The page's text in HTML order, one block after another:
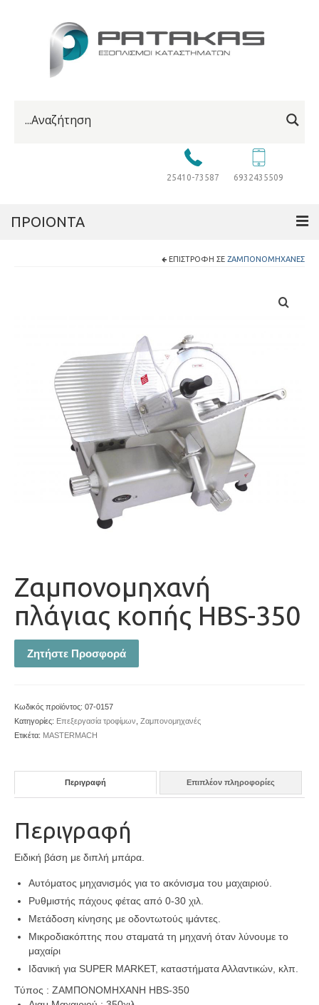
25410-73587 6932435509
ΠΡΟΙΟΝΤΑ
ΕΠΙΣΤΡΟΦΉ ΣΕ ΖΑΜΠΟΝΟΜΗΧΑΝΈΣ
Ζαμπονομηχανή
πλάγιας κοπής HBS-350
Ζητήστε Προσφορά
Κωδικός προϊόντος: 07-0157
Κατηγορίες: Επεξεργασία τροφίμων Ζαμπονομηχανές
Ετικέτα: MASTERMACH
Περιγραφή Επιπλέον πληροφορίες
Περιγραφή
Ειδική βάση με διπλή μπάρα.
Αυτόματος μηχανισμός για το ακόνισμα του μαχαιριού.
Ρυθμιστής πάχους φέτας από 0-30 χιλ.
Μετάδοση κίνησης με οδοντωτούς ιμάντες.
Μικροδιακόπτης που σταματά τη μηχανή όταν λύνουμε το
μαχαίρι
Ιδανική για SUPER MARKET, καταστήματα Αλλαντικών, κλπ.
Τύπος : ΖΑΜΠΟΝΟΜΗΧΑΝΗ HBS-350